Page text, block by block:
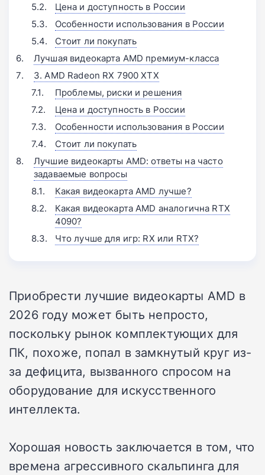
Цена и доступность в России
Особенности использования в России
Стоит ли покупать
Лучшая видеокарта AMD премиум-класса
3. AMD Radeon RX 7900 XTX
Проблемы, риски и решения
Цена и доступность в России
Особенности использования в России
Стоит ли покупать
Лучшие видеокарты AMD: ответы на часто
задаваемые вопросы
Какая видеокарта AMD лучше?
Какая видеокарта AMD аналогична RTX
4090?
Что лучше для игр: RX или RTX?
Приобрести лучшие видеокарты AMD в
2026 году может быть непросто,
поскольку рынок комплектующих для
ПК, похоже, попал в замкнутый круг из-
за дефицита, вызванного спросом на
оборудование для искусственного
интеллекта.
Хорошая новость заключается в том, что
времена агрессивного скальпинга для